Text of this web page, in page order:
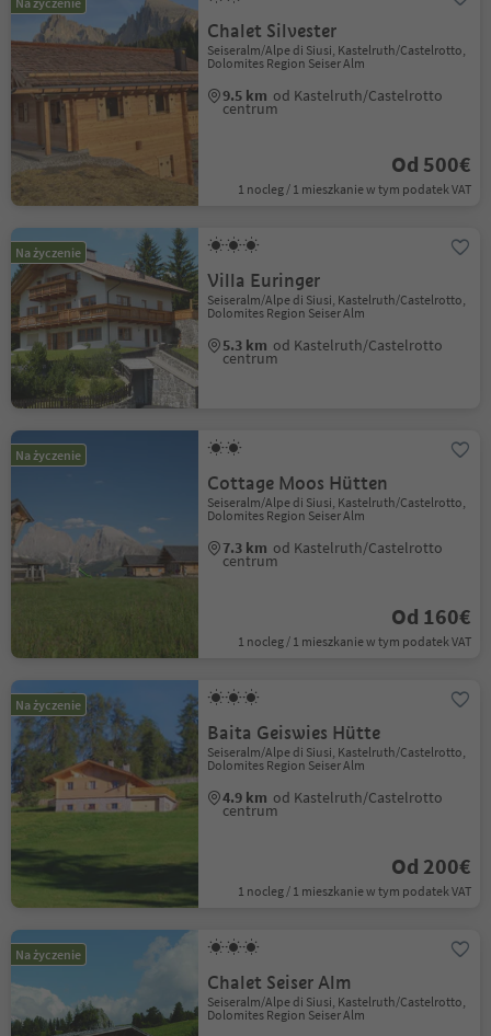
Chalet Silvester
Seiseralm/Alpe di Siusi, Kastelruth/Castelrotto,
Dolomites Region Seiser Alm
9.5 km od Kastelruth/Castelrotto
centrum
Od 500€
1 nocleg / 1 mieszkanie w tym podatek VAT
Na życzenie
Villa Euringer
Seiseralm/Alpe di Siusi, Kastelruth/Castelrotto,
Dolomites Region Seiser Alm
5.3 km od Kastelruth/Castelrotto
centrum
Na życzenie
Cottage Moos Hütten
Seiseralm/Alpe di Siusi, Kastelruth/Castelrotto,
Dolomites Region Seiser Alm
7.3 km od Kastelruth/Castelrotto
centrum
Od 160€
1 nocleg / 1 mieszkanie w tym podatek VAT
Na życzenie
Baita Geiswies Hütte
Seiseralm/Alpe di Siusi, Kastelruth/Castelrotto,
Dolomites Region Seiser Alm
4.9 km od Kastelruth/Castelrotto
centrum
Od 200€
1 nocleg / 1 mieszkanie w tym podatek VAT
Na życzenie
Chalet Seiser Alm
Seiseralm/Alpe di Siusi, Kastelruth/Castelrotto,
Dolomites Region Seiser Alm